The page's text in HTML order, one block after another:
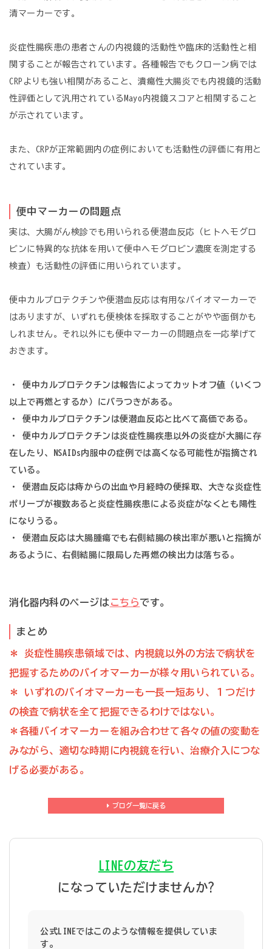
清マーカーです。
炎症性腸疾患の患者さんの内視鏡的活動性や臨床的活動性と相
関することが報告されています。各種報告でもクローン病では
CRPよりも強い相関があること、潰瘍性大腸炎でも内視鏡的活動
性評価として汎用されているMayo内視鏡スコアと相関すること
が示されています。
また、CRPが正常範囲内の症例においても活動性の評価に有用と
されています。
便中マーカーの問題点
実は、大腸がん検診でも用いられる便潜血反応（ヒトヘモグロ
ビンに特異的な抗体を用いて便中ヘモグロビン濃度を測定する
検査）も活動性の評価に用いられています。
便中カルプロテクチンや便潜血反応は有用なバイオマーカーで
はありますが、いずれも便検体を採取することがやや面倒かも
しれません。それ以外にも便中マーカーの問題点を一応挙げて
おきます。
・ 便中カルプロテクチンは報告によってカットオフ値（いくつ
以上で再燃とするか）にバラつきがある。
・ 便中カルプロテクチンは便潜血反応と比べて高価である。
・ 便中カルプロテクチンは炎症性腸疾患以外の炎症が大腸に存
在したり、NSAIDs内服中の症例では高くなる可能性が指摘され
ている。
・ 便潜血反応は痔からの出血や月経時の便採取、大きな炎症性
ポリープが複数あると炎症性腸疾患による炎症がなくとも陽性
になりうる。
・ 便潜血反応は大腸腫瘍でも右側結腸の検出率が悪いと指摘が
あるように、右側結腸に限局した再燃の検出力は落ちる。
消化器内科のページは こちらです。
まとめ
＊ 炎症性腸疾患領域では、内視鏡以外の方法で病状を
把握するためのバイオマーカーが様々用いられている。
＊ いずれのバイオマーカーも一長一短あり、１つだけ
の検査で病状を全て把握できるわけではない。
＊各種バイオマーカーを組み合わせて各々の値の変動を
みながら、適切な時期に内視鏡を行い、治療介入につな
げる必要がある。
ブログ一覧に戻る
LINEの友だち
になっていただけませんか?
公式LINEではこのような情報を提供していま
す。